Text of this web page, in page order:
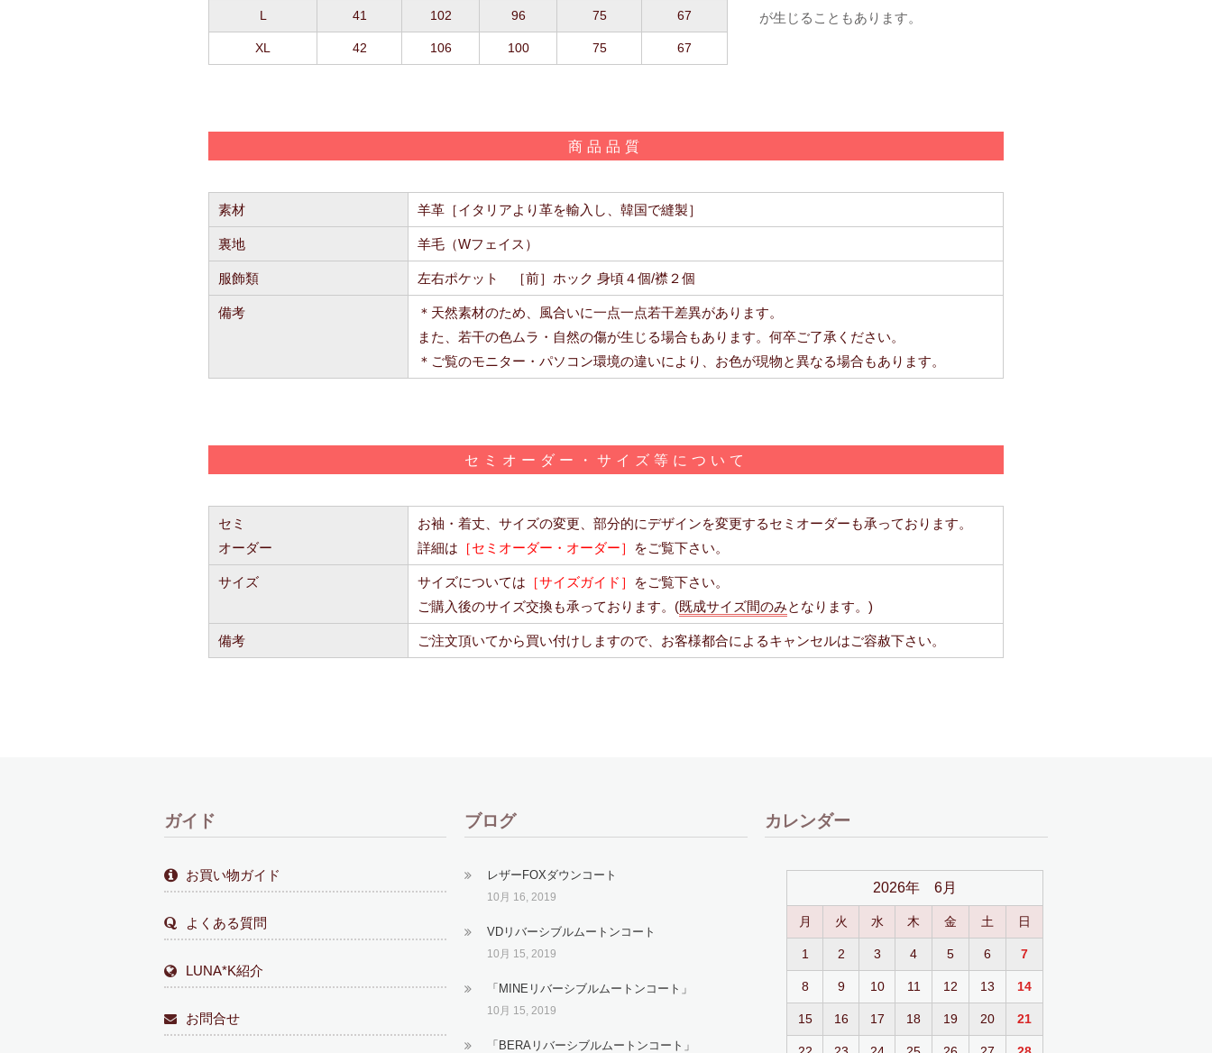
L 41 102 96 75 67
XL 42 106 100 75 67
が生じることもあります。
商品品質
素材 羊革［イタリアより革を輸入し、韓国で縫製］
裏地 羊毛（Wフェイス）
服飾類 左右ポケット ［前］ホック 身頃４個/襟２個
備考
＊天然素材のため、風合いに一点一点若干差異があります。
また、若干の色ムラ・自然の傷が生じる場合もあります。何卒ご了承ください。
＊ご覧のモニター・パソコン環境の違いにより、お色が現物と異なる場合もあります。
セミオーダー・サイズ等について
セミ
オーダー
お袖・着丈、サイズの変更、部分的にデザインを変更するセミオーダーも承っております。
詳細は ［セミオーダー・オーダー］ をご覧下さい。
サイズ サイズについては ［サイズガイド］
をご覧下さい。
ご購入後のサイズ交換も承っております。(既成サイズ間のみとなります。)
備考 ご注文頂いてから買い付けしますので、お客様都合によるキャンセルはご容赦下さい。
ガイド
お買い物ガイド
よくある質問
LUNA*K紹介
お問合せ
ブログ
レザーFOXダウンコート
10月 16, 2019
VDリバーシブルムートンコート
10月 15, 2019
「MINEリバーシブルムートンコート」
10月 15, 2019
「BERAリバーシブルムートンコート」
カレンダー
2026年 6月
月 火 水 木 金 土 日
1 2 3 4 5 6 7
8 9 10 11 12 13 14
15 16 17 18 19 20 21